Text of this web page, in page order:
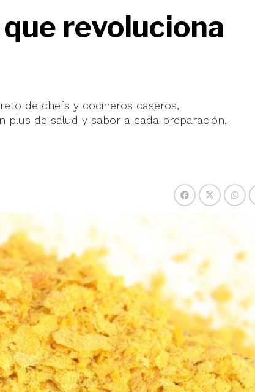
revoluciona
de chefs y cocineros caseros,
de salud y sabor a cada preparación.